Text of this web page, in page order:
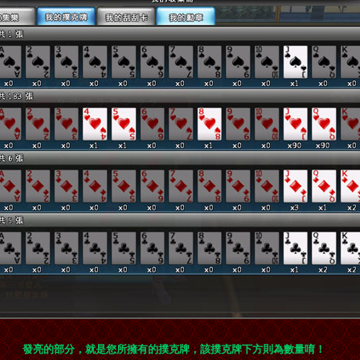
發亮的部分，就是您所擁有的撲克牌，該撲克牌下方則為數量唷！